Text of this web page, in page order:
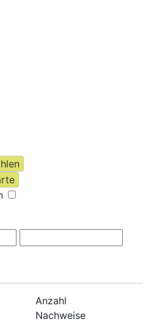
Anzahl
Nachweise